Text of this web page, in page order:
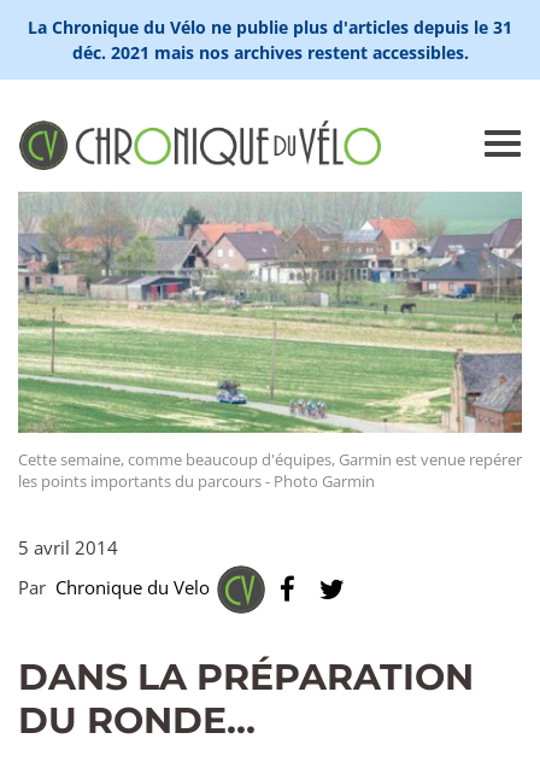
La Chronique du Vélo ne publie plus d'articles depuis le 31
déc. 2021 mais nos archives restent accessibles.
Cette semaine, comme beaucoup d'équipes, Garmin est venue repérer
les points importants du parcours - Photo Garmin
5 avril 2014
Par Chronique du Velo
DANS LA PRÉPARATION
DU RONDE…